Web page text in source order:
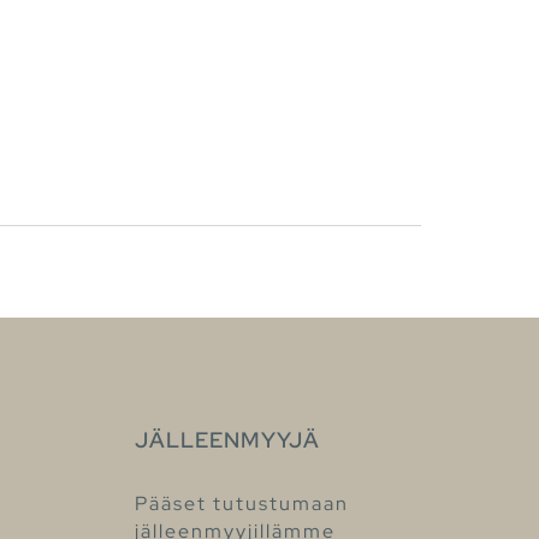
JÄLLEENMYYJÄ
Pääset tutustumaan
jälleenmyyjillämme